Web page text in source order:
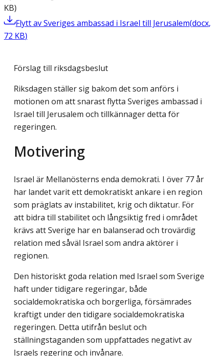
KB)
Flytt av Sveriges ambassad i Israel till Jerusalem(docx,
72 KB)
Förslag till riksdagsbeslut
Riksdagen ställer sig bakom det som anförs i
motionen om att snarast flytta Sveriges ambassad i
Israel till Jerusalem och tillkännager detta för
regeringen.
Motivering
Israel är Mellanösterns enda demokrati. I över 77 år
har landet varit ett demokratiskt ankare i en region
som präglats av instabilitet, krig och diktatur. För
att bidra till stabilitet och långsiktig fred i området
krävs att Sverige har en balanserad och trovärdig
relation med såväl Israel som andra aktörer i
regionen.
Den historiskt goda relation med Israel som Sverige
haft under tidigare regeringar, både
socialdemokratiska och borgerliga, försämrades
kraftigt under den tidigare social­demokratiska
regeringen. Detta utifrån beslut och
ställningstaganden som uppfattades negativt av
Israels regering och invånare.